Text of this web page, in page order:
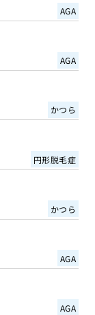
AGA
AGA
かつら
円形脱毛症
かつら
AGA
AGA